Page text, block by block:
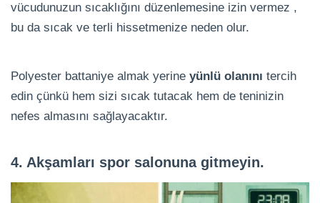
vücudunuzun sıcaklığını düzenlemesine izin vermez ,
bu da sıcak ve terli hissetmenize neden olur.
Polyester battaniye almak yerine yünlü olanını tercih
edin çünkü hem sizi sıcak tutacak hem de teninizin
nefes almasını sağlayacaktır.
4. Akşamları spor salonuna gitmeyin.